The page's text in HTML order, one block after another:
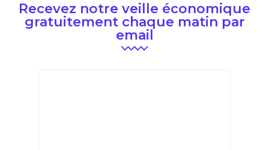
Recevez notre veille économique
gratuitement chaque matin par
email